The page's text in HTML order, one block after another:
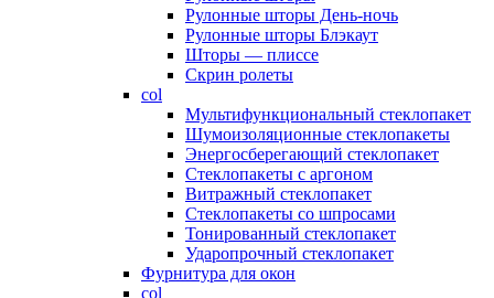
Рулонные шторы День-ночь
Рулонные шторы Блэкаут
Шторы — плиссе
Скрин ролеты
col
Мультифункциональный стеклопакет
Шумоизоляционные стеклопакеты
Энергосберегающий стеклопакет
Стеклопакеты с аргоном
Витражный стеклопакет
Стеклопакеты со шпросами
Тонированный стеклопакет
Ударопрочный стеклопакет
Фурнитура для окон
col